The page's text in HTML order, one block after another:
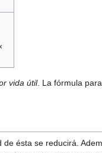
vida útil. La fórmula
ésta se reducirá.